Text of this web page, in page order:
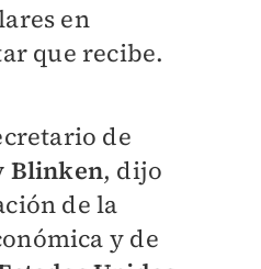
en
que recibe.
de
Blinken, dijo
de la
y de